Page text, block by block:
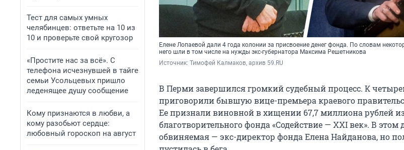
Тест для самых умных
челябинцев: ответьте на 10 из
10 и проверьте свой кругозор
«Простите нас за всё». С
телефона исчезнувшей в тайге
семьи Усольцевых пришло
леденящее душу сообщение
Кому признаются в любви, а
кому разобьют сердце:
любовный гороскоп на август
Елене Лопаевой дали 4 года колонии за присвоение денег фонда. По словам
него шли в том числе на нужды экс-губернатора Максима Решетникова
Источник: Тимофей Калмаков, архив 59.RU
В Перми завершился громкий судебный процесс. К
приговорили бывшую вице-премьера краевого
Ее признали виновной в хищении 67,7 миллиона рублей
благотворительного фонда «Содействие — XXI век». В этом
обвиняемая — экс-директор фонда Елена Найданова, но